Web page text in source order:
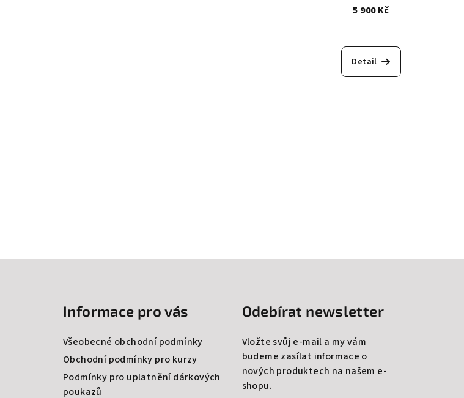
5 900 Kč
Detail
Informace pro vás
Všeobecné obchodní podmínky
Obchodní podmínky pro kurzy
Podmínky pro uplatnění dárkových
poukazů
Odebírat newsletter
Vložte svůj e-mail a my vám
budeme zasílat informace o
nových produktech na našem e-
shopu.